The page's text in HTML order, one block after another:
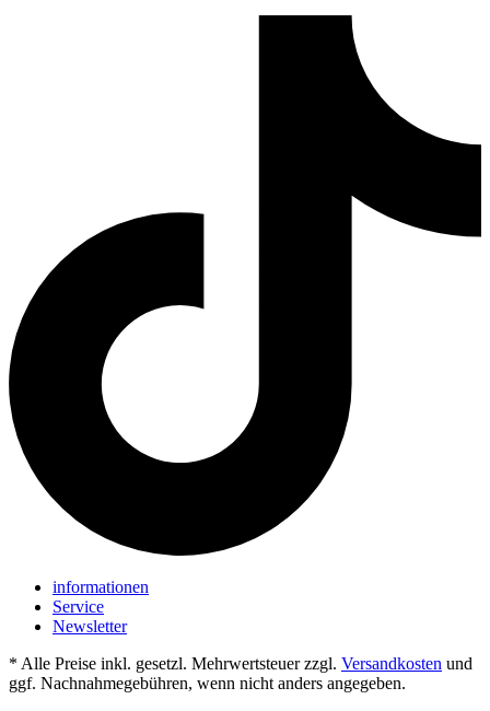
informationen
Service
Newsletter
* Alle Preise inkl. gesetzl. Mehrwertsteuer zzgl. Versandkosten und
ggf. Nachnahmegebühren, wenn nicht anders angegeben.